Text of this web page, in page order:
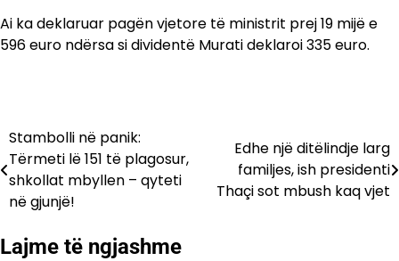
Ai ka deklaruar pagën vjetore të ministrit prej 19 mijë e
596 euro ndërsa si dividentë Murati deklaroi 335 euro.
Lëvizje
te
postimet
Stambolli në panik:
Tërmeti lë 151 të plagosur,
shkollat mbyllen – qyteti
në gjunjë!
Edhe një ditëlindje larg
familjes, ish presidenti
Thaçi sot mbush kaq vjet
Lajme të ngjashme